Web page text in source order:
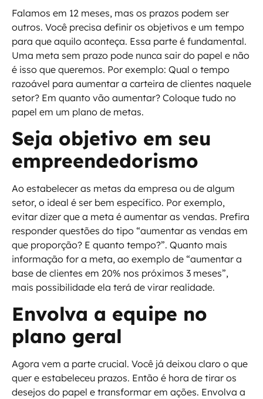
Falamos em 12 meses, mas os prazos podem ser
outros. Você precisa definir os objetivos e um tempo
para que aquilo aconteça. Essa parte é fundamental.
Uma meta sem prazo pode nunca sair do papel e não
é isso que queremos. Por exemplo: Qual o tempo
razoável para aumentar a carteira de clientes naquele
setor? Em quanto vão aumentar? Coloque tudo no
papel em um plano de metas.
Seja objetivo em seu
empreendedorismo
Ao estabelecer as metas da empresa ou de algum
setor, o ideal é ser bem específico. Por exemplo,
evitar dizer que a meta é aumentar as vendas. Prefira
responder questões do tipo “aumentar as vendas em
que proporção? E quanto tempo?”. Quanto mais
informação for a meta, ao exemplo de “aumentar a
base de clientes em 20% nos próximos 3 meses”,
mais possibilidade ela terá de virar realidade.
Envolva a equipe no
plano geral
Agora vem a parte crucial. Você já deixou claro o que
quer e estabeleceu prazos. Então é hora de tirar os
desejos do papel e transformar em ações. Envolva a